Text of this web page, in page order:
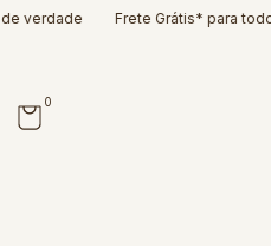
Frete Grátis* para todo o
& Misturas
0